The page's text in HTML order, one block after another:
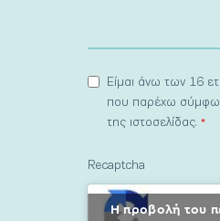
Είμαι άνω των 16
που παρέχω
της ιστοσελίδας.*
Recaptcha
Η προβολή του